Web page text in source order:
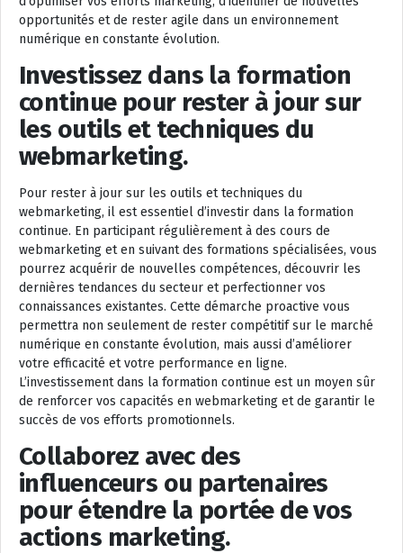
opportunités et de rester agile dans un environnement
numérique en constante évolution.
Investissez dans la formation
continue pour rester à jour sur
les outils et techniques du
webmarketing.
Pour rester à jour sur les outils et techniques du
webmarketing, il est essentiel d’investir dans la formation
continue. En participant régulièrement à des cours de
webmarketing et en suivant des formations spécialisées, vous
pourrez acquérir de nouvelles compétences, découvrir les
dernières tendances du secteur et perfectionner vos
connaissances existantes. Cette démarche proactive vous
permettra non seulement de rester compétitif sur le marché
numérique en constante évolution, mais aussi d’améliorer
votre efficacité et votre performance en ligne.
L’investissement dans la formation continue est un moyen sûr
de renforcer vos capacités en webmarketing et de garantir le
succès de vos efforts promotionnels.
Collaborez avec des
influenceurs ou partenaires
pour étendre la portée de vos
actions marketing.